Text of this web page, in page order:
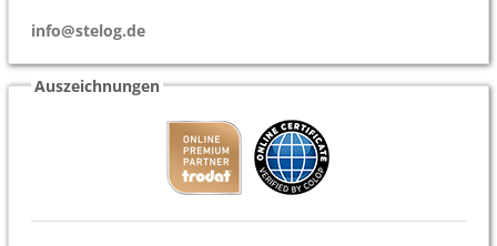
info@stelog.de
Auszeichnungen